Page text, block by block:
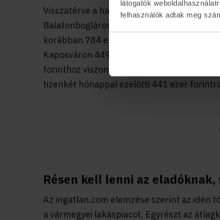
látogatók
felhasználók adtak meg
Visszatérve a használt lakásokra: a
Balatonbogláron 859 ezer – 1,31 millió
korábban 784 ezer – 1,2 millió forintot
Kaposváron 449 ezer forintos mostani ár,
forinthoz viszonyítva. Ugyanakkor
tizenkét hónappal ezelőtti 441 ezer
Résen kell lenni az
Az ingatlan.com elemzése szerint az idén
a vármegyei lakáspiacot. Egyrészt az